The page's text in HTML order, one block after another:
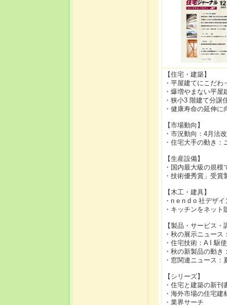
【住宅・建築】
・平屋建てにこだ
・爆増やまない
・狭小3 階建て分譲
・健康寿命の延伸
【市場動向】
・市況動向：4月法
・住宅大手の動き
【生産設備】
・国内最大級の規
・技術優秀賞」受賞
【木工・建具】
・n e n d o 社デザ
・キッチンをネッ
【製品・サービス・
・秋の展示ニュー
・住宅技術：A I 駆
・秋の新製品の動
・窓関連ニュース
【シリーズ】
・住宅と建築の新刊
・海外市場の住宅建
・業界サーチ